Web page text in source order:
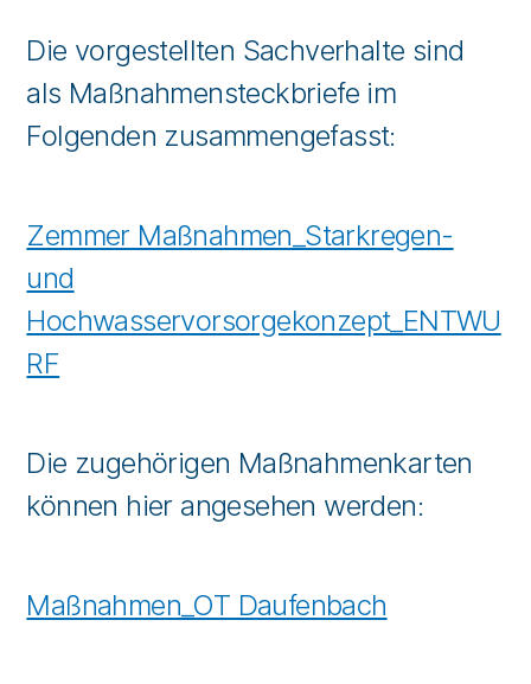
Die vorgestellten Sachverhalte sind
als Maßnahmensteckbriefe im
Folgenden zusammengefasst:
Zemmer Maßnahmen_Starkregen-
und
Hochwasservorsorgekonzept_ENTWU
RF
Die zugehörigen Maßnahmenkarten
können hier angesehen werden:
Maßnahmen_OT Daufenbach